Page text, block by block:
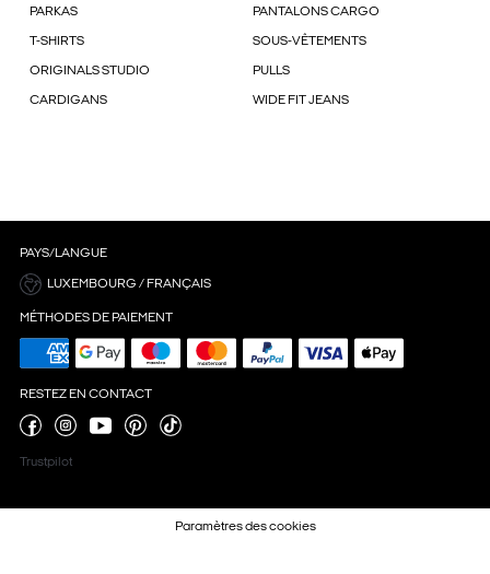
PARKAS PANTALONS CARGO
T-SHIRTS SOUS-VÊTEMENTS
ORIGINALS STUDIO PULLS
CARDIGANS WIDE FIT JEANS
PAYS/LANGUE
LUXEMBOURG / FRANÇAIS
MÉTHODES DE PAIEMENT
RESTEZ EN CONTACT
Trustpilot
Paramètres des cookies